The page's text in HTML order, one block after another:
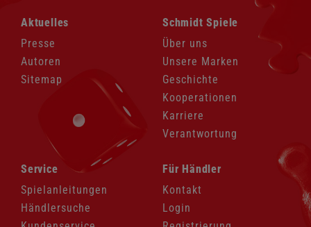
überspringen
Aktuelles
Presse
Autoren
Sitemap
Navigation
überspringen
Schmidt Spiele
Über uns
Unsere Marken
Geschichte
Kooperationen
Karriere
Verantwortung
Navigation
überspringen
Service
Spielanleitungen
Händlersuche
Navigation
überspringen
Für Händler
Kontakt
Login